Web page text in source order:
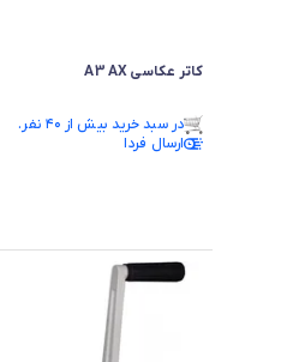
کاتر عکاسی A3 AX
در سبد خرید بیش از ۴۰ نفر.
فقط ۳ عدد در انبار موجود است.
ارسال فردا